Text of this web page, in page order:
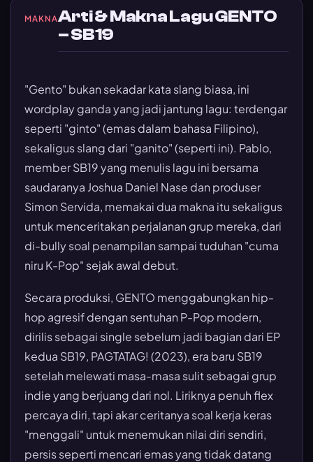
MAKNAArti & Makna Lagu GENTO
– SB19
"Gento" bukan sekadar kata slang biasa, ini
wordplay ganda yang jadi jantung lagu: terdengar
seperti "ginto" (emas dalam bahasa Filipino),
sekaligus slang dari "ganito" (seperti ini). Pablo,
member SB19 yang menulis lagu ini bersama
saudaranya Joshua Daniel Nase dan produser
Simon Servida, memakai dua makna itu sekaligus
untuk menceritakan perjalanan grup mereka, dari
di-bully soal penampilan sampai tuduhan "cuma
niru K-Pop" sejak awal debut.
Secara produksi, GENTO menggabungkan hip-
hop agresif dengan sentuhan P-Pop modern,
dirilis sebagai single sebelum jadi bagian dari EP
kedua SB19, PAGTATAG! (2023), era baru SB19
setelah melewati masa-masa sulit sebagai grup
indie yang berjuang dari nol. Liriknya penuh flex
percaya diri, tapi akar ceritanya soal kerja keras
"menggali" untuk menemukan nilai diri sendiri,
persis seperti mencari emas yang tidak datang